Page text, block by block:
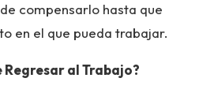
compensarlo hasta que
en el que pueda trabajar.
Regresar al Trabajo?